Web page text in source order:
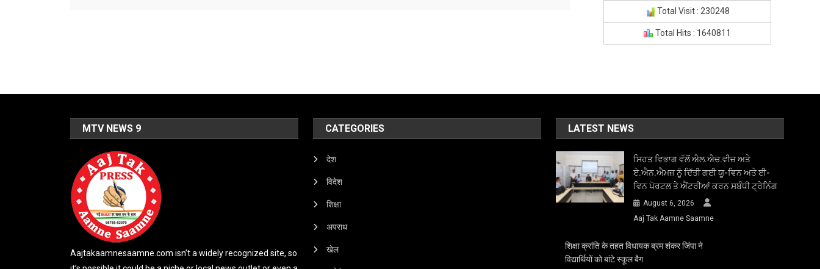
Total Visit : 230248
Total Hits : 1640811
MTV NEWS 9
Aajtakaamnesaamne.com isn’t a widely recognized site, so
CATEGORIES
देश
विदेश
शिक्षा
अपराध
खेल
LATEST NEWS
ਸਿਹਤ ਵਿਭਾਗ ਵੱਲੋਂ ਐਲ.ਐਚ.ਵੀਜ਼ ਅਤੇ
ਏ.ਐਨ.ਐਮਜ਼ ਨੂੰ ਦਿੱਤੀ ਗਈ ਯੂ-ਵਿਨ ਅਤੇ ਈ-
ਵਿਨ ਪੋਰਟਲ ਤੇ ਐਂਟਰੀਆਂ ਕਰਨ ਸਬੰਧੀ ਟ੍ਰੇਨਿੰਗ
August 6, 2026
Aaj Tak Aamne Saamne
शिक्षा क्रांति के तहत विधायक ब्रम शंकर जिंपा ने
विद्यार्थियों को बांटे स्कूल बैग